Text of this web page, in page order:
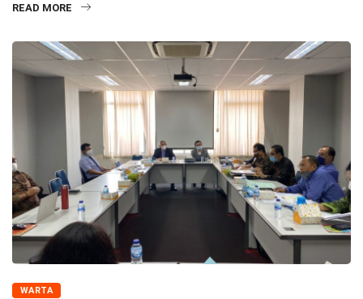
READ MORE
WARTA